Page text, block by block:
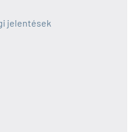
jelentések